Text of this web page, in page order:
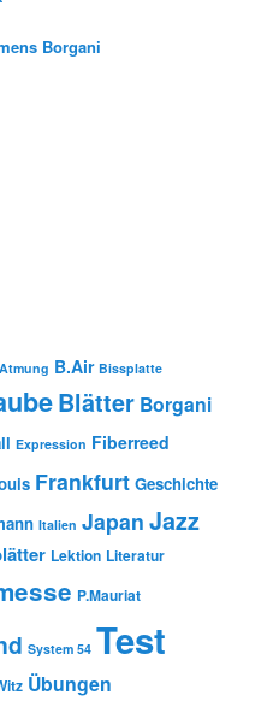
Borgani
Atmung B.Air Bissplatte
Blätter Borgani
Expression Fiberreed
Frankfurt Geschichte
Italien Japan Jazz
Lektion Literatur
P.Mauriat
System 54 Test
Übungen